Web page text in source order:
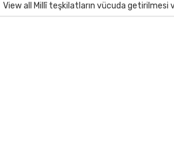
View all Millî teşkilatların vücuda getirilmesi